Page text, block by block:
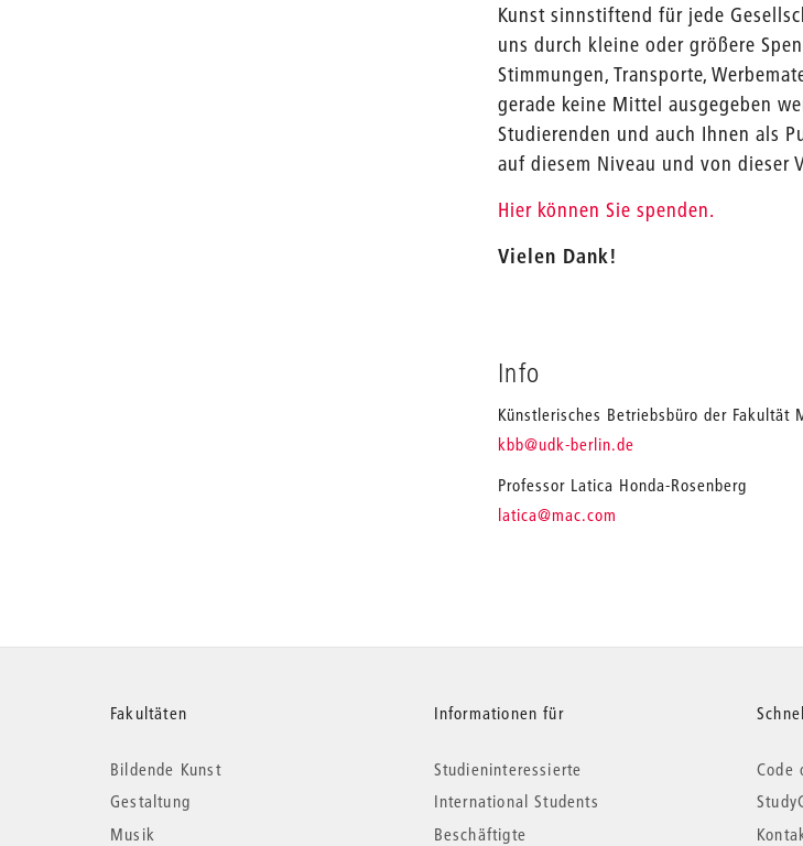
Kunst sinnstiftend für jede
uns durch kleine oder größere
Stimmungen, Transporte,
gerade keine Mittel ausgegeben
Studierenden und auch Ihnen als
auf diesem Niveau und von dieser
Hier können Sie spenden.
Vielen Dank!
Info
Künstlerisches Betriebsbüro der Fakultät
kbb_
@udk-berlin.de
Professor Latica Honda-Rosenberg
latica_
@mac.com
Weitere
Informationen
Fakultäten
Bildende Kunst
Gestaltung
Musik
Informationen für
Studieninteressierte
International Students
Beschäftigte
Code